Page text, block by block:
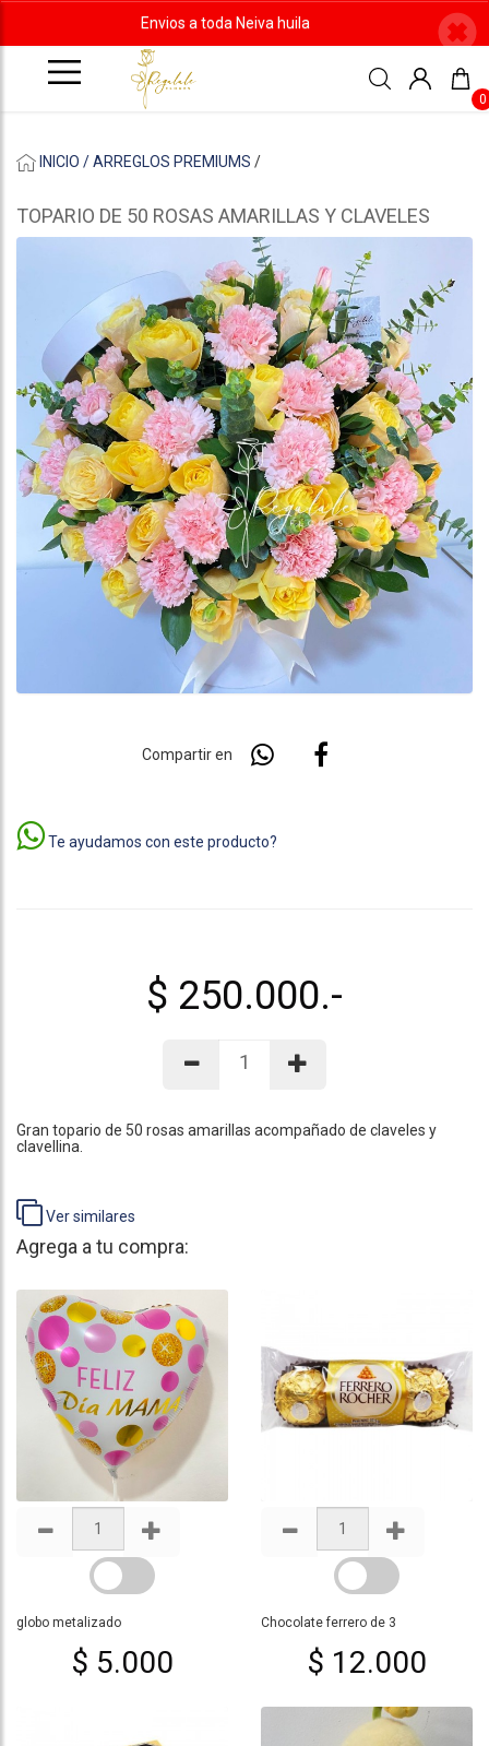
Envios a toda Neiva huila
0
INICIO /ARREGLOS PREMIUMS /
TOPARIO DE 50 ROSAS AMARILLAS Y CLAVELES
Compartir en
Te ayudamos con este producto?
$ 250.000.-
Gran topario de 50 rosas amarillas acompañado de claveles y
clavellina.
Ver similares
Agrega a tu compra:
globo metalizado
$ 5.000
Chocolate ferrero de 3
$ 12.000